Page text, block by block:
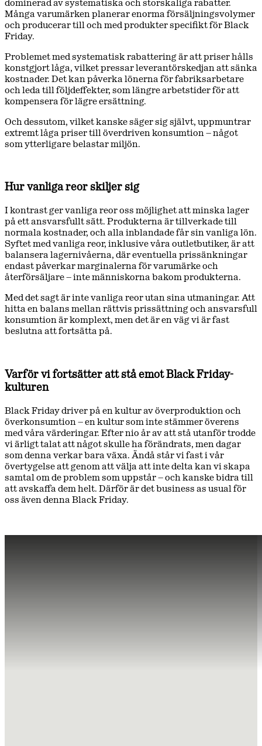
dominerad av systematiska och storskaliga rabatter.
Många varumärken planerar enorma försäljningsvolymer
och producerar till och med produkter specifikt för Black
Friday.
Problemet med systematisk rabattering är att priser hålls
konstgjort låga, vilket pressar leverantörskedjan att sänka
kostnader. Det kan påverka lönerna för fabriksarbetare
och leda till följdeffekter, som längre arbetstider för att
kompensera för lägre ersättning.
Och dessutom, vilket kanske säger sig självt, uppmuntrar
extremt låga priser till överdriven konsumtion – något
som ytterligare belastar miljön.
Hur vanliga reor skiljer sig
I kontrast ger vanliga reor oss möjlighet att minska lager
på ett ansvarsfullt sätt. Produkterna är tillverkade till
normala kostnader, och alla inblandade får sin vanliga lön.
Syftet med vanliga reor, inklusive våra outletbutiker, är att
balansera lagernivåerna, där eventuella prissänkningar
endast påverkar marginalerna för varumärke och
återförsäljare – inte människorna bakom produkterna.
Med det sagt är inte vanliga reor utan sina utmaningar. Att
hitta en balans mellan rättvis prissättning och ansvarsfull
konsumtion är komplext, men det är en väg vi är fast
beslutna att fortsätta på.
Varför vi fortsätter att stå emot Black Friday-
kulturen
Black Friday driver på en kultur av överproduktion och
överkonsumtion – en kultur som inte stämmer överens
med våra värderingar. Efter nio år av att stå utanför trodde
vi ärligt talat att något skulle ha förändrats, men dagar
som denna verkar bara växa. Ändå står vi fast i vår
övertygelse att genom att välja att inte delta kan vi skapa
samtal om de problem som uppstår – och kanske bidra till
att avskaffa dem helt. Därför är det business as usual för
oss även denna Black Friday.